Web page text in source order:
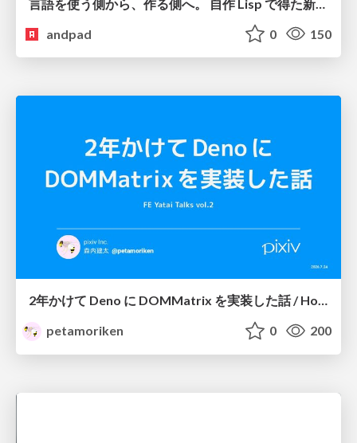
andpad
0 150
2年かけて Deno に DOMMatrix を実装した話 / How I implemented DOMMatrix in Deno over two years
petamoriken
0 200